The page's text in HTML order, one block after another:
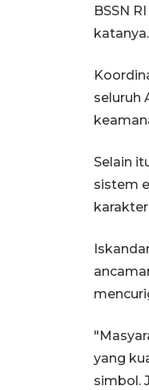
BSSN
katanya.
seluruh
Selain
sistem
yang
simbol.